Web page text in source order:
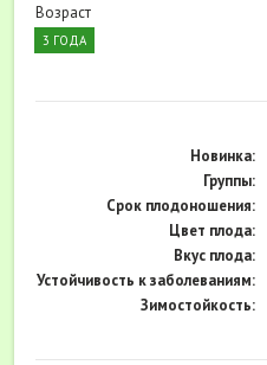
Возраст
3 ГОДА
Новинка:
Группы:
Cрок плодоношения:
Цвет плода:
Вкус плода:
Устойчивость к заболеваниям:
Зимостойкость: